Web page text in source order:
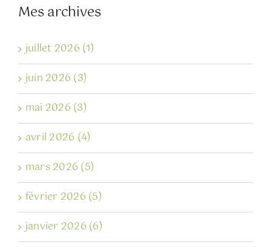
Mes archives
juillet 2026 (1)
juin 2026 (3)
mai 2026 (3)
avril 2026 (4)
mars 2026 (5)
février 2026 (5)
janvier 2026 (6)